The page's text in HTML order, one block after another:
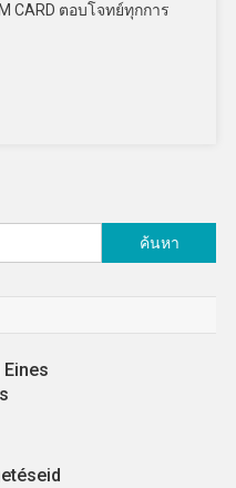
CARD ตอบโจทย์ทุกการ
สำหรับ: